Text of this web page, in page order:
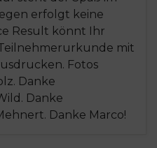
erfolgt keine
Result könnt Ihr
mit
Fotos
Danke
Danke
Danke Marco!